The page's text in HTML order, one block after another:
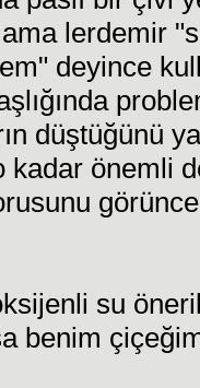
lerdemir
deyince
düştüğünü
kadar önemli
su
benim